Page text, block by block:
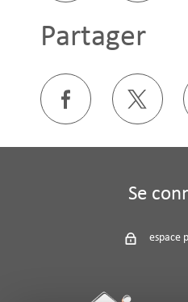
Partager
facebooktwitter
Se
espace